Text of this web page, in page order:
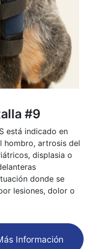
#9
está indicado en
hombro, artrosis del
displasia o
donde se
lesiones, dolor o
Información